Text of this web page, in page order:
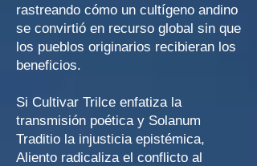
rastreando cómo un cultígeno andino
se convirtió en recurso global sin que
los pueblos originarios recibieran los
beneficios.
Si Cultivar Trilce enfatiza la
transmisión poética y Solanum
Traditio la injusticia epistémica,
Aliento radicaliza el conflicto al